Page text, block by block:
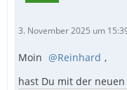
3. November 2025 um
Moin Reinhard ,
hast Du mit der neuen